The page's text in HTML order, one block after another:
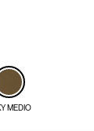
MEDIO